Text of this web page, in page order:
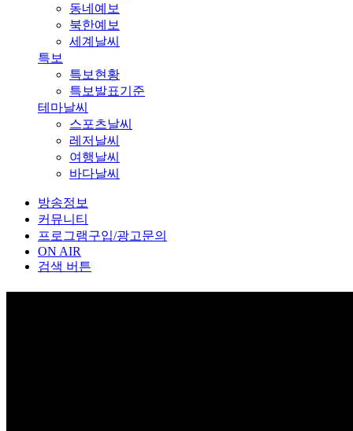
동네예보
북한예보
세계날씨
특보
특보현황
특보발표기준
테마날씨
스포츠날씨
레저날씨
여행날씨
바다날씨
방송정보
커뮤니티
프로그램구입/광고문의
ON AIR
검색 버튼